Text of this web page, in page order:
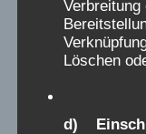
Verbreitung
Löschen
d)